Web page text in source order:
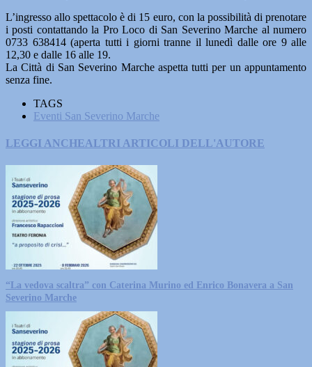
L’ingresso allo spettacolo è di 15 euro, con la possibilità di prenotare
i posti contattando la Pro Loco di San Severino Marche al numero
0733 638414 (aperta tutti i giorni tranne il lunedì dalle ore 9 alle
12,30 e dalle 16 alle 19.
La Città di San Severino Marche aspetta tutti per un appuntamento
senza fine.
TAGS
Eventi San Severino Marche
LEGGI ANCHEALTRI ARTICOLI DELL'AUTORE
“La vedova scaltra” con Caterina Murino ed Enrico Bonavera a San
Severino Marche